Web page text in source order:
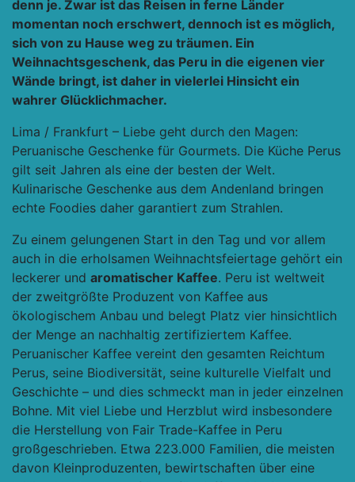
denn je. Zwar ist das Reisen in ferne Länder
momentan noch erschwert, dennoch ist es möglich,
sich von zu Hause weg zu träumen. Ein
Weihnachtsgeschenk, das Peru in die eigenen vier
Wände bringt, ist daher in vielerlei Hinsicht ein
wahrer Glücklichmacher.
Lima / Frankfurt – Liebe geht durch den Magen:
Peruanische Geschenke für Gourmets. Die Küche Perus
gilt seit Jahren als eine der besten der Welt.
Kulinarische Geschenke aus dem Andenland bringen
echte Foodies daher garantiert zum Strahlen.
Zu einem gelungenen Start in den Tag und vor allem
auch in die erholsamen Weihnachtsfeiertage gehört ein
leckerer und aromatischer Kaffee. Peru ist weltweit
der zweitgrößte Produzent von Kaffee aus
ökologischem Anbau und belegt Platz vier hinsichtlich
der Menge an nachhaltig zertifiziertem Kaffee.
Peruanischer Kaffee vereint den gesamten Reichtum
Perus, seine Biodiversität, seine kulturelle Vielfalt und
Geschichte – und dies schmeckt man in jeder einzelnen
Bohne. Mit viel Liebe und Herzblut wird insbesondere
die Herstellung von Fair Trade-Kaffee in Peru
großgeschrieben. Etwa 223.000 Familien, die meisten
davon Kleinproduzenten, bewirtschaften über eine